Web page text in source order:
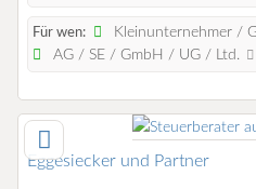
Für wen:
Kleinunternehmer /
AG / SE / GmbH / UG / Ltd.
Eggesiecker und Partner